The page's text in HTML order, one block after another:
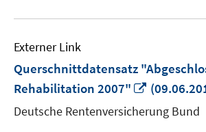
Externer Link
Querschnittdatensatz
Rehabilitation 2007"
In
Fenster
Deutsche Rentenversicherung Bund